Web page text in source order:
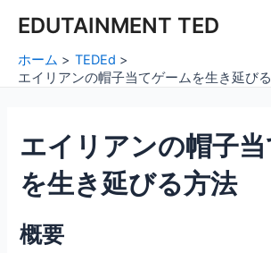
EDUTAINMENT TED
ホーム
TEDEd
エイリアンの帽子当てゲームを生き延び
エイリアンの帽子
を生き延びる方法
概要
navigation